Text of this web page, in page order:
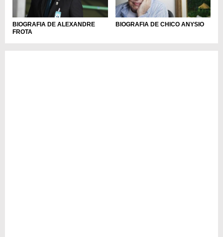
BIOGRAFIA DE ALEXANDRE
FROTA
BIOGRAFIA DE CHICO ANYSIO